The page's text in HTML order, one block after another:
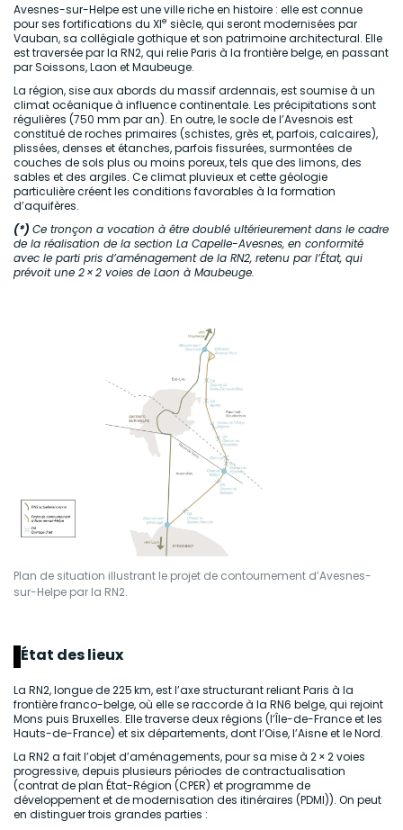
Avesnes-sur-Helpe est une ville riche en histoire : elle est connue
pour ses fortifications du XIe siècle, qui seront modernisées par
Vauban, sa collégiale gothique et son patrimoine architectural. Elle
est traversée par la RN2, qui relie Paris à la frontière belge, en passant
par Soissons, Laon et Maubeuge.
La région, sise aux abords du massif ardennais, est soumise à un
climat océanique à influence continentale. Les précipitations sont
régulières (750 mm par an). En outre, le socle de l’Avesnois est
constitué de roches primaires (schistes, grès et, parfois, calcaires),
plissées, denses et étanches, parfois fissurées, surmontées de
couches de sols plus ou moins poreux, tels que des limons, des
sables et des argiles. Ce climat pluvieux et cette géologie
particulière créent les conditions favorables à la formation
d’aquifères.
(*) Ce tronçon a vocation à être doublé ultérieurement dans le cadre
de la réalisation de la section La Capelle-Avesnes, en conformité
avec le parti pris d’aménagement de la RN2, retenu par l’État, qui
prévoit une 2 × 2 voies de Laon à Maubeuge.
Plan de situation illustrant le projet de contournement d’Avesnes-
sur-Helpe par la RN2.
État des lieux
La RN2, longue de 225 km, est l’axe structurant reliant Paris à la
frontière franco-belge, où elle se raccorde à la RN6 belge, qui rejoint
Mons puis Bruxelles. Elle traverse deux régions (l’Île-de-France et les
Hauts-de-France) et six départements, dont l’Oise, l’Aisne et le Nord.
La RN2 a fait l’objet d’aménagements, pour sa mise à 2 × 2 voies
progressive, depuis plusieurs périodes de contractualisation
(contrat de plan État-Région (CPER) et programme de
développement et de modernisation des itinéraires (PDMI)). On peut
en distinguer trois grandes parties :